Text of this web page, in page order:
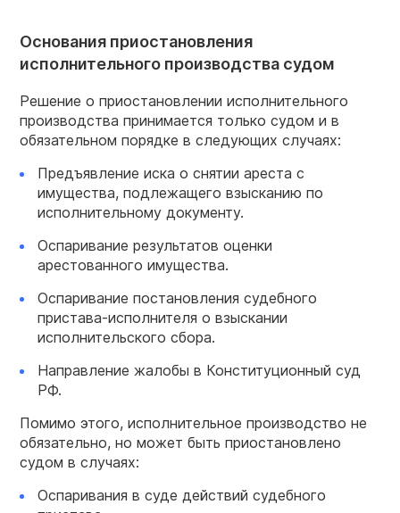
Основания приостановления
исполнительного производства судом
Решение о приостановлении исполнительного
производства принимается только судом и в
обязательном порядке в следующих случаях:
Предъявление иска о снятии ареста с
имущества, подлежащего взысканию по
исполнительному документу.
Оспаривание результатов оценки
арестованного имущества.
Оспаривание постановления судебного
пристава-исполнителя о взыскании
исполнительского сбора.
Направление жалобы в Конституционный суд
РФ.
Помимо этого, исполнительное производство не
обязательно, но может быть приостановлено
судом в случаях:
Оспаривания в суде действий судебного